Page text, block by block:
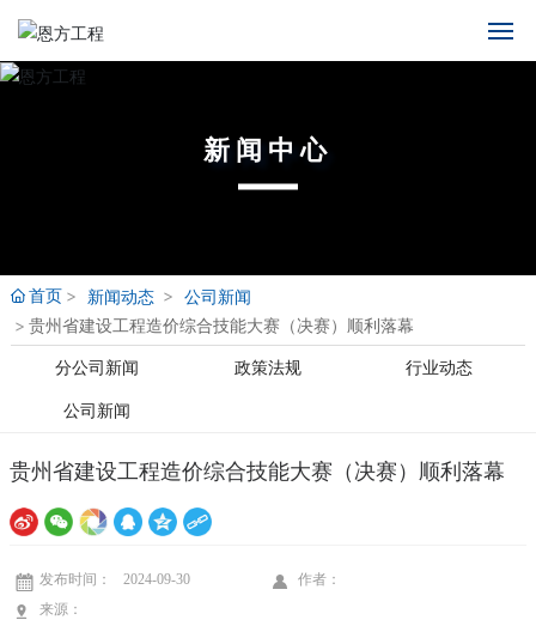
业绩展示
人才招聘
项目动态
联系我们
OA系统
新闻中心
首页 新闻动态
公司新闻
贵州省建设工程造价综合技能大赛（决赛）顺利落幕
分公司新闻 政策法规 行业动态
公司新闻
贵州省建设工程造价综合技能大赛（决赛）顺利落幕
发布时间： 2024-09-30
作者：
来源：